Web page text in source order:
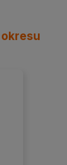
okresu